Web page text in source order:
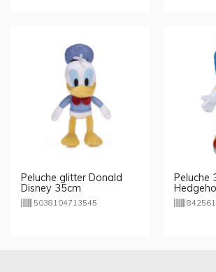
Peluche glitter Donald
Disney 35cm
5038104713545
Peluche